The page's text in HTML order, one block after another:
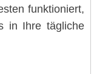
funktioniert,
in Ihre tägliche